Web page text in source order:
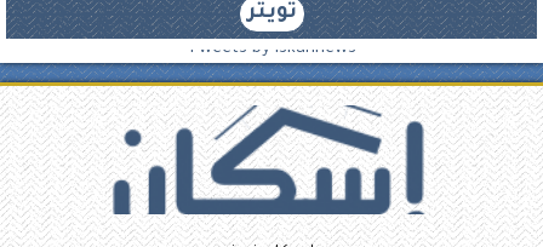
تويتر
Tweets by iskannews